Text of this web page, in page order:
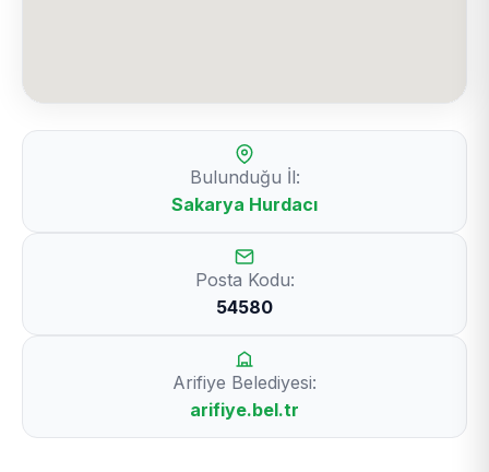
Bulunduğu İl:
Sakarya Hurdacı
Posta Kodu:
54580
Arifiye Belediyesi:
arifiye.bel.tr